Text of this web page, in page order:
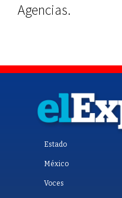
Agencias.
Estado
México
Voces